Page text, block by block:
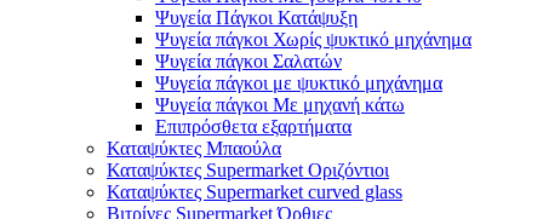
Ψυγεία Πάγκοι Κατάψυξη
Ψυγεία πάγκοι Χωρίς ψυκτικό μηχάνημα
Ψυγεία πάγκοι Σαλατών
Ψυγεία πάγκοι με ψυκτικό μηχάνημα
Ψυγεία πάγκοι Με μηχανή κάτω
Επιπρόσθετα εξαρτήματα
Καταψύκτες Μπαούλα
Καταψύκτες Supermarket Οριζόντιοι
Καταψύκτες Supermarket curved glass
Βιτρίνες Supermarket Όρθιες